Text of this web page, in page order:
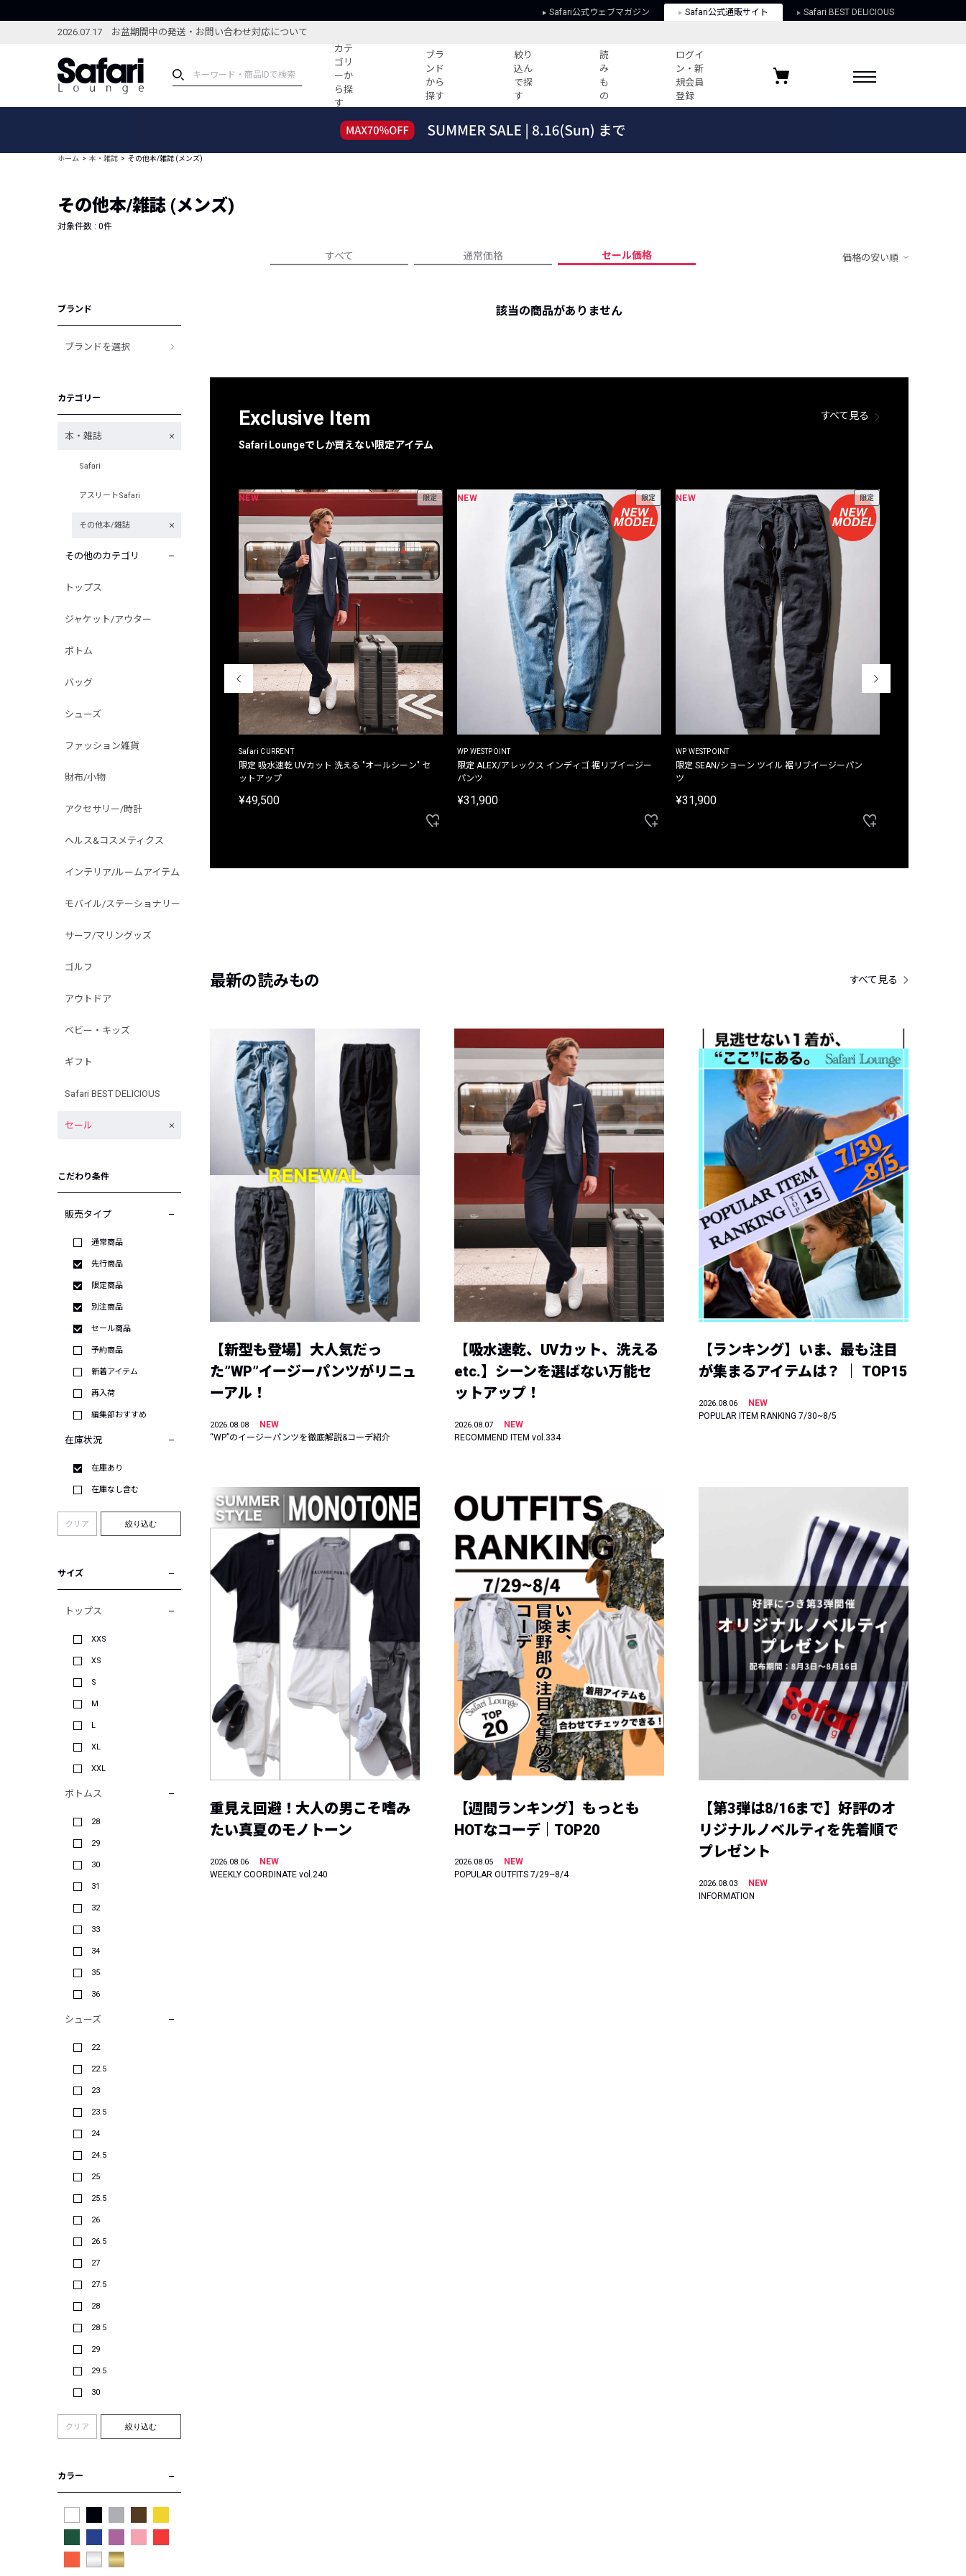
Safari公式ウェブマガジン Safari公式通販サイト Safari BEST DELICIOUS
2026.07.17 お盆期間中の発送・お問い合わせ対応について
カテ
ゴリ
ーか
ら探
す
ブラ
ンド
から
探す
絞り
込ん
で探
す
読
み
も
の
ログイ
ン・新
規会員
登録
ブランドから探す
新着アイテム
編集部のおすすめアイテム
コーディネート
すべての記事
人気記事ランキング
フォーカスブランド
プライバシーポリシー
お気に入りブランド
ホーム 本・雑誌 その他本/雑誌 (メンズ)
その他本/雑誌 (メンズ)
対象件数 : 0件
すべて 通常価格 セール価格 価格の安い順
ブランド
ブランドを選択
カテゴリー
本・雑誌
Safari
アスリートSafari
その他本/雑誌
その他のカテゴリ
トップス
ジャケット/アウター
ボトム
バッグ
シューズ
ファッション雑貨
財布/小物
アクセサリー/時計
ヘルス&コスメティクス
インテリア/ルームアイテム
モバイル/ステーショナリー
サーフ/マリングッズ
ゴルフ
アウトドア
ベビー・キッズ
ギフト
Safari BEST DELICIOUS
セール
こだわり条件
販売タイプ
通常商品
先行商品
限定商品
別注商品
セール商品
予約商品
新着アイテム
再入荷
編集部おすすめ
在庫状況
在庫あり
在庫なし含む
クリア 絞り込む
サイズ
トップス
XXS
XS
S
M
L
XL
XXL
ボトムス
28
29
30
31
32
33
34
35
36
シューズ
22
22.5
23
23.5
24
24.5
25
25.5
26
26.5
27
27.5
28
28.5
29
29.5
30
クリア 絞り込む
カラー
該当の商品がありません
Exclusive Item
Safari Loungeでしか買えない限定アイテム
すべて見る
NEW 限定
Safari CURRENT
限定 吸水速乾 UVカット 洗える "オールシーン" セ
ットアップ
¥49,500
NEW 限定
WP WESTPOINT
限定 ALEX/アレックス インディゴ 裾リブイージー
パンツ
¥31,900
NEW 限定
WP WESTPOINT
限定 SEAN/ショーン ツイル 裾リブイージーパン
ツ
¥31,900
最新の読みもの すべて見る
【新型も登場】大人気だっ
た”WP”イージーパンツがリニュ
ーアル！
2026.08.08
NEW
“WP”のイージーパンツを徹底解説&コーデ紹介
【吸水速乾、UVカット、洗える
etc.】シーンを選ばない万能セ
ットアップ！
2026.08.07
NEW
RECOMMEND ITEM vol.334
【ランキング】いま、最も注目
が集まるアイテムは？ ｜ TOP15
2026.08.06
NEW
POPULAR ITEM RANKING 7/30~8/5
重見え回避！大人の男こそ嗜み
たい真夏のモノトーン
2026.08.06
NEW
WEEKLY COORDINATE vol.240
【週間ランキング】もっとも
HOTなコーデ｜TOP20
2026.08.05
NEW
POPULAR OUTFITS 7/29~8/4
【第3弾は8/16まで】好評のオ
リジナルノベルティを先着順で
プレゼント
2026.08.03
NEW
INFORMATION